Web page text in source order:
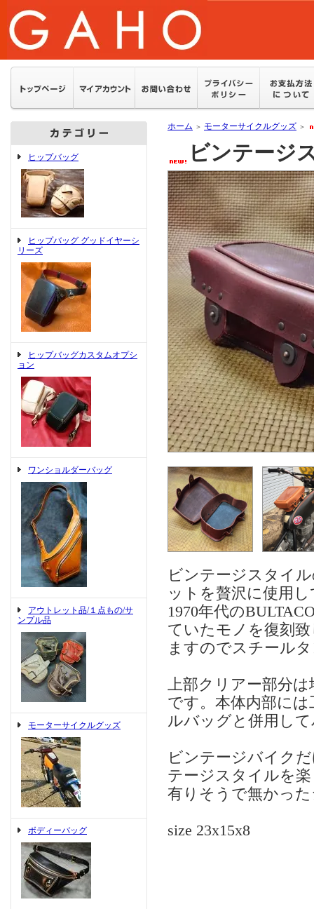
ヒップバッグ
ヒップバッグ グッドイヤーシ
リーズ
ヒップバッグカスタムオプシ
ョン
ワンショルダーバッグ
アウトレット品/１点もの/サ
ンプル品
モーターサイクルグッズ
ボディーバッグ
ホーム ＞ モーターサイクルグッズ ＞
ビンテージ
ビンテージスタイ
ットを贅沢に使用
1970年代の
ていたモノを復刻
ますのでスチール
上部クリアー部分
です。本体内部に
ルバッグと併用し
ビンテージバイク
テージスタイルを
有りそうで無かっ
size 23x15x8